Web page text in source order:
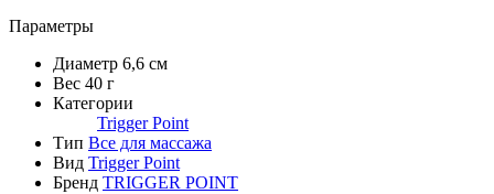
Параметры
Диаметр 6,6 см
Вес 40 г
Категории
Trigger Point
Тип Все для массажа
Вид Trigger Point
Бренд TRIGGER POINT